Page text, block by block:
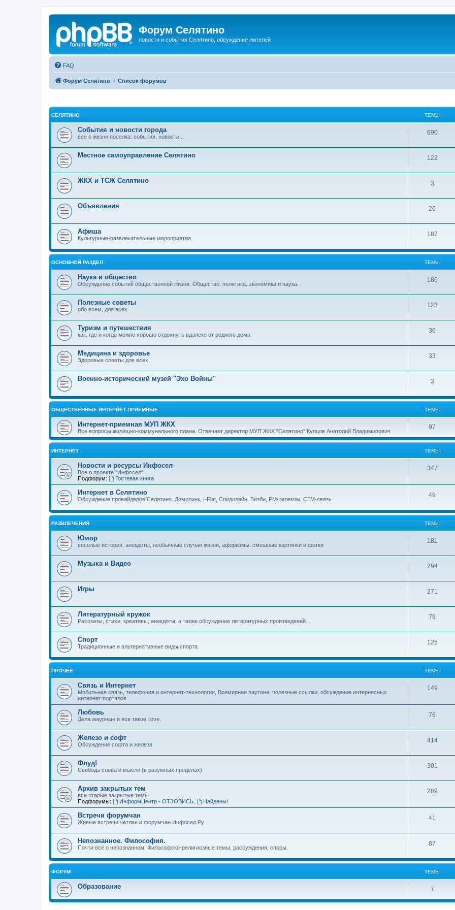
Форум Селятино
новости и события Селятино, обсуждение жителей
FAQ
Форум Селятино Список форумов
СЕЛЯТИНО ТЕМЫ
События и новости города
все о жизни поселка: события, новости...
690
Местное самоуправление Селятино 122
ЖКХ и ТСЖ Селятино 3
Объявления 26
Афиша
Культурные-развлекательные мероприятия.
187
ОСНОВНОЙ РАЗДЕЛ ТЕМЫ
Наука и общество
Обсуждение событий общественной жизни. Общество, политика, экономика и наука.
186
Полезные советы
обо всем, для всех
123
Туризм и путешествия
как, где и когда можно хорошо отдохнуть вдалеке от родного дома
36
Медицина и здоровье
Здоровые советы для всех
33
Военно-исторический музей "Эхо Войны" 3
ОБЩЕСТВЕННЫЕ ИНТЕРНЕТ-ПРИЕМНЫЕ ТЕМЫ
Интернет-приемная МУП ЖКХ
Все вопросы жилищно-коммунального плана. Отвечает директор МУП ЖКХ "Селятино" Купцов Анатолий Владимирович
97
ИНТЕРНЕТ ТЕМЫ
Новости и ресурсы Инфосел
Все о проекте "Инфосел"
Подфорум:
Гостевая книга
347
Интернет в Селятино
Обсуждение провайдеров Селятино. Домолинк, I-Flat, Спидилайн, Бизби, РМ-телеком, СГМ-связь
49
РАЗВЛЕЧЕНИЯ ТЕМЫ
Юмор
веселые истории, анекдоты, необычные случаи жизни, афоризмы, смешные картинки и фотки
181
Музыка и Видео 294
Игры 271
Литературный кружок
Рассказы, стихи, креативы, анекдоты, а также обсуждение литературных произведений...
79
Спорт
Традиционные и альтернативные виды спорта
125
ПРОЧЕЕ ТЕМЫ
Связь и Интернет
Мобильная связь, телефония и интернет-технологии, Всемирная паутина, полезные ссылки, обсуждение интернесных
интернет порталов
149
Любовь
Дела амурные и все такое :love:
76
Железо и софт
Обсуждение софта и железа
414
Флуд!
Свобода слова и мысли (в разумных пределах)
301
Архив закрытых тем
все старые закрытые темы
Подфорумы:
ИнформЦентр - ОТЗОВИСЬ, Найдены!
289
Встречи форумчан
Живые встречи чатлан и форумчан Инфосел.Ру
41
Непознанное. Философия.
Почти всё о непознанном. Философско-религиозные темы, рассуждения, споры.
87
ФОРУМ ТЕМЫ
Образование 7